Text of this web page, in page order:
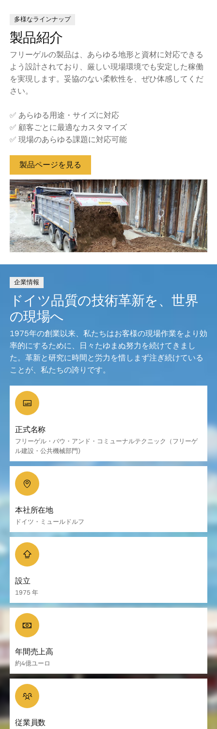
多様なラインナップ
製品紹介
フリーゲルの製品は、あらゆる地形と資材に対応できる
よう設計されており、厳しい現場環境でも安定した稼働
を実現します。妥協のない柔軟性を、ぜひ体感してくだ
さい。
✅ あらゆる用途・サイズに対応
✅ 顧客ごとに最適なカスタマイズ
✅ 現場のあらゆる課題に対応可能
製品ページを見る
企業情報
ドイツ品質の技術革新を、世界
の現場へ
1975年の創業以来、私たちはお客様の現場作業をより効
率的にするために、日々たゆまぬ努力を続けてきまし
た。革新と研究に時間と労力を惜しまず注ぎ続けている
ことが、私たちの誇りです。
正式名称
フリーゲル・バウ・アンド・コミューナルテクニック（フリーゲ
ル建設・公共機械部門)
本社所在地
ドイツ・ミュールドルフ
設立
1975 年
年間売上高
約4億ユーロ
従業員数